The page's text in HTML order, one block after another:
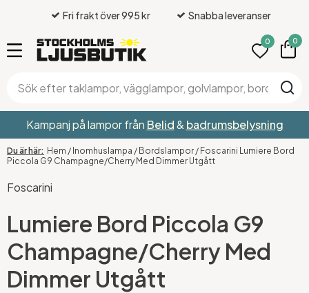
Fri frakt över 995 kr Snabba leveranser
0 0
Kampanj på lampor från Belid& badrumsbelysning
Hem / Inomhuslampa / Bordslampor / Foscarini Lumiere Bord
Piccola G9 Champagne/Cherry Med Dimmer Utgått
Foscarini
Lumiere Bord Piccola G9
Champagne/Cherry Med
Dimmer Utgått